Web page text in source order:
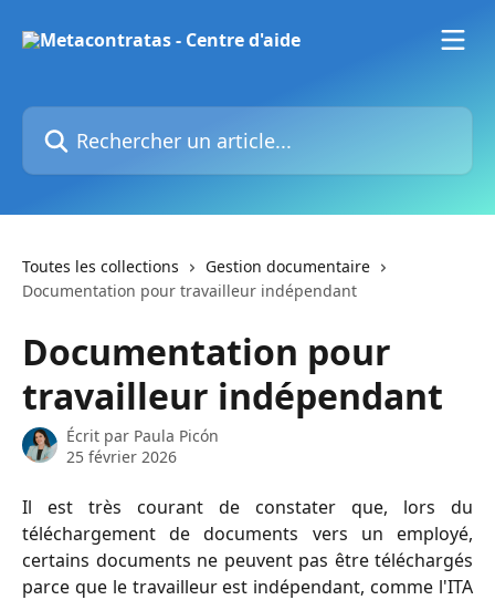
Rechercher un article...
Toutes les collections
Gestion documentaire
Documentation pour travailleur indépendant
Documentation pour
travailleur indépendant
Écrit par Paula Picón
25 février 2026
Il est très courant de constater que, lors du
téléchargement de documents vers un employé,
certains documents ne peuvent pas être téléchargés
parce que le travailleur est indépendant, comme l'ITA